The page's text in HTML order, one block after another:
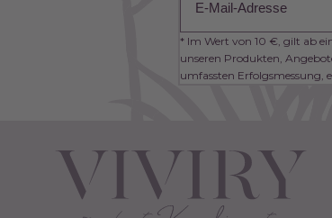
* Im Wert von 10 €, gilt ab
unseren Produkten,
umfassten Erfolgsmessung,